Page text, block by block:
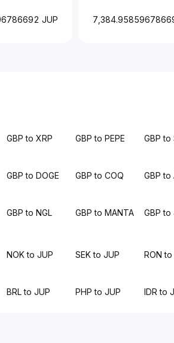
JUP
GBP to XRP GBP to PEPE GBP to
GBP to DOGE GBP to COQ GBP to
GBP to NGL GBP to MANTA GBP to
NOK to JUP SEK to JUP RON to
BRL to JUP PHP to JUP IDR to